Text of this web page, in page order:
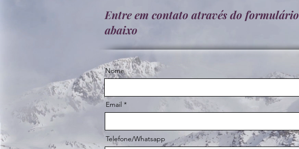
Entre em contato através do formulário
abaixo
Nome
Email
Telefone/Whatsapp